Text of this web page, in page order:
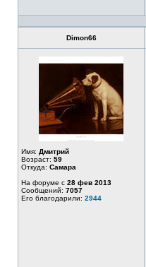
Dimon66
Имя: Дмитрий
Возраст: 59
Откуда: Самара
На форуме с 28 фев 2013
Сообщений: 7057
Его благодарили: 2944